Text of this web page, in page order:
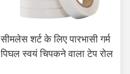
सीमलेस शर्ट के लिए पारभासी गर्म
पिघल स्वयं चिपकने वाला टेप रोल